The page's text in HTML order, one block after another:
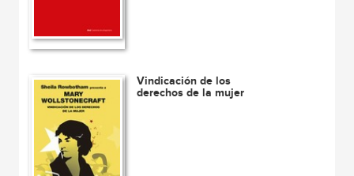
Vindicación de los
derechos de la mujer